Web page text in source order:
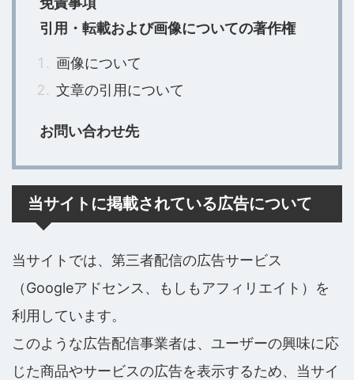
引用・転載および画像についての著作権
画像について
文章の引用について
お問い合わせ先
当サイトに掲載されている広告について
当サイトでは、第三者配信の広告サービス
（Googleアドセンス、もしもアフィリエイト）を
利用しています。
このような広告配信事業者は、ユーザーの興味に応
じた商品やサービスの広告を表示するため、当サイ